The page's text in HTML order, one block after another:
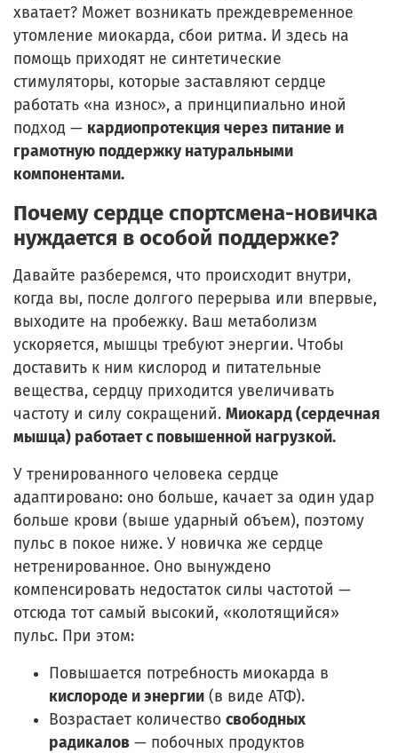
хватает? Может возникать преждевременное
утомление миокарда, сбои ритма. И здесь на
помощь приходят не синтетические
стимуляторы, которые заставляют сердце
работать «на износ», а принципиально иной
подход — кардиопротекция через питание и
грамотную поддержку натуральными
компонентами.
Почему сердце спортсмена-новичка
нуждается в особой поддержке?
Давайте разберемся, что происходит внутри,
когда вы, после долгого перерыва или впервые,
выходите на пробежку. Ваш метаболизм
ускоряется, мышцы требуют энергии. Чтобы
доставить к ним кислород и питательные
вещества, сердцу приходится увеличивать
частоту и силу сокращений. Миокард (сердечная
мышца) работает с повышенной нагрузкой.
У тренированного человека сердце
адаптировано: оно больше, качает за один удар
больше крови (выше ударный объем), поэтому
пульс в покое ниже. У новичка же сердце
нетренированное. Оно вынуждено
компенсировать недостаток силы частотой —
отсюда тот самый высокий, «колотящийся»
пульс. При этом:
Повышается потребность миокарда в
кислороде и энергии (в виде АТФ).
Возрастает количество свободных
радикалов — побочных продуктов